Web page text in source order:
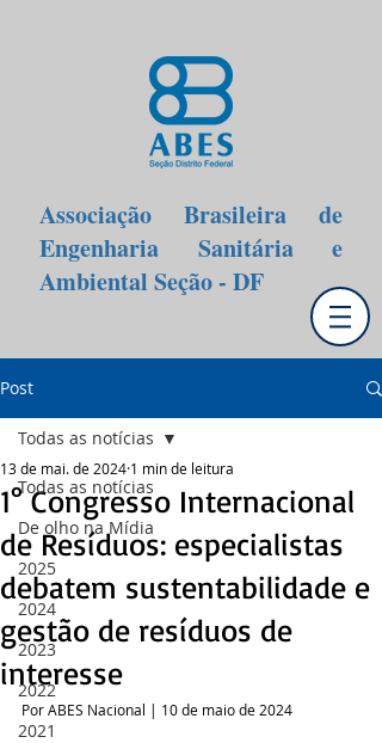
Associação Brasileira de
Engenharia Sanitária e
Ambiental Seção - DF
Post
Todas as notícias
De olho na Mídia
2025
2024
2023
2022
2021
Todas as notícias
1° Congresso Internacional
de Resíduos: especialistas
debatem sustentabilidade e
gestão de resíduos de
interesse
13 de mai. de 2024 1 min de leitura
Por ABES Nacional | 10 de maio de 2024